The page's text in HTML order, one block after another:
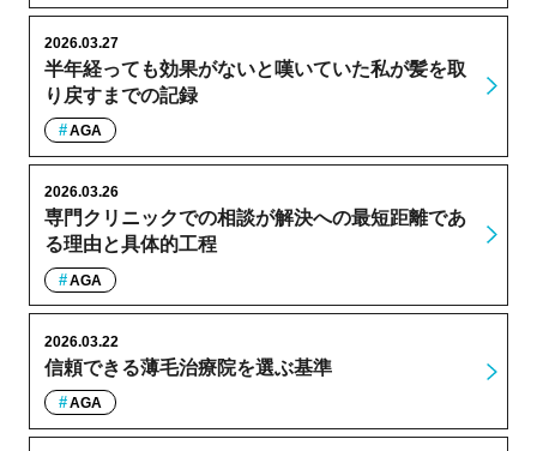
半年経っても効果がないと嘆いていた私が髪を取
り戻すまでの記録
2026.03.27
AGA
専門クリニックでの相談が解決への最短距離であ
る理由と具体的工程
2026.03.26
AGA
信頼できる薄毛治療院を選ぶ基準
2026.03.22
AGA